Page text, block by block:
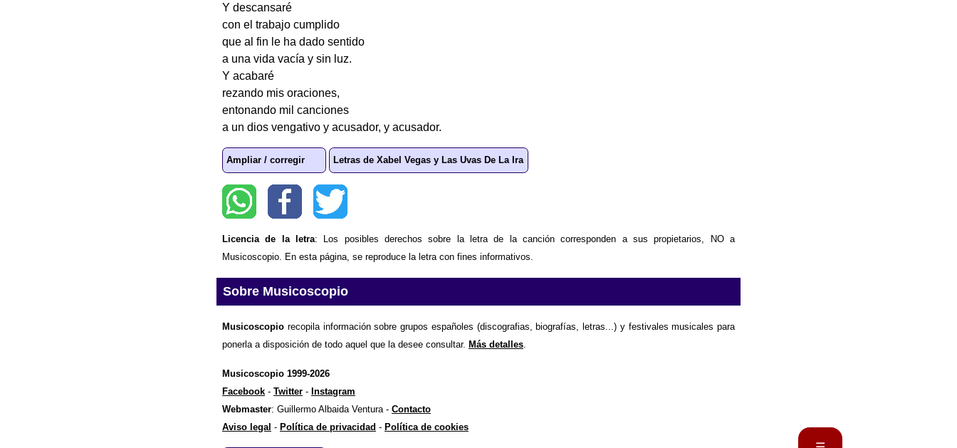
Y descansaré
con el trabajo cumplido
que al fin le ha dado sentido
a una vida vacía y sin luz.
Y acabaré
rezando mis oraciones,
entonando mil canciones
a un dios vengativo y acusador, y acusador.
Ampliar / corregir Letras de Xabel Vegas y Las Uvas De La Ira
Licencia de la letra: Los posibles derechos sobre la letra de la canción corresponden a sus propietarios, NO a
Musicoscopio. En esta página, se reproduce la letra con fines informativos.
Sobre Musicoscopio
Musicoscopio recopila información sobre grupos españoles (discografias, biografías, letras...) y festivales musicales para
ponerla a disposición de todo aquel que la desee consultar. Más detalles
Musicoscopio 1999-2026
Facebook - Twitter - Instagram
Webmaster: Guillermo Albaida Ventura - Contacto
Aviso legal - Política de privacidad - Política de cookies